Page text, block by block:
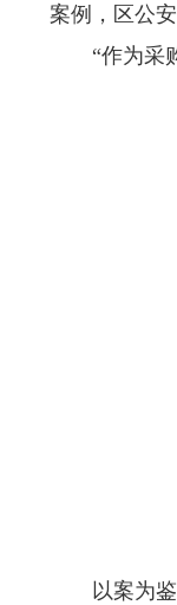
案例，区公
“作为采购
以案为鉴